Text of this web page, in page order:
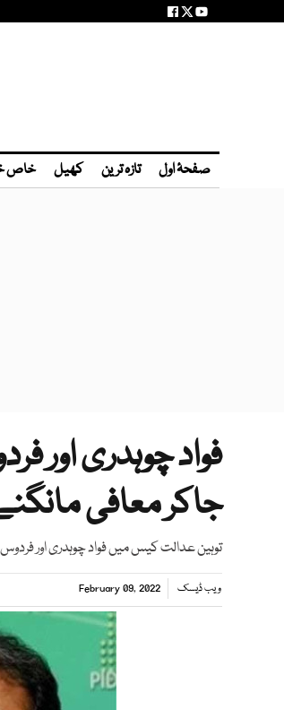
صفحۂ اول تازہ ترین کھیل خاص
فواد چوہدری اور
جاکر معافی
توہین عدالت کیس میں فواد چوہدری اور
ویب ڈیسک February 09, 2022